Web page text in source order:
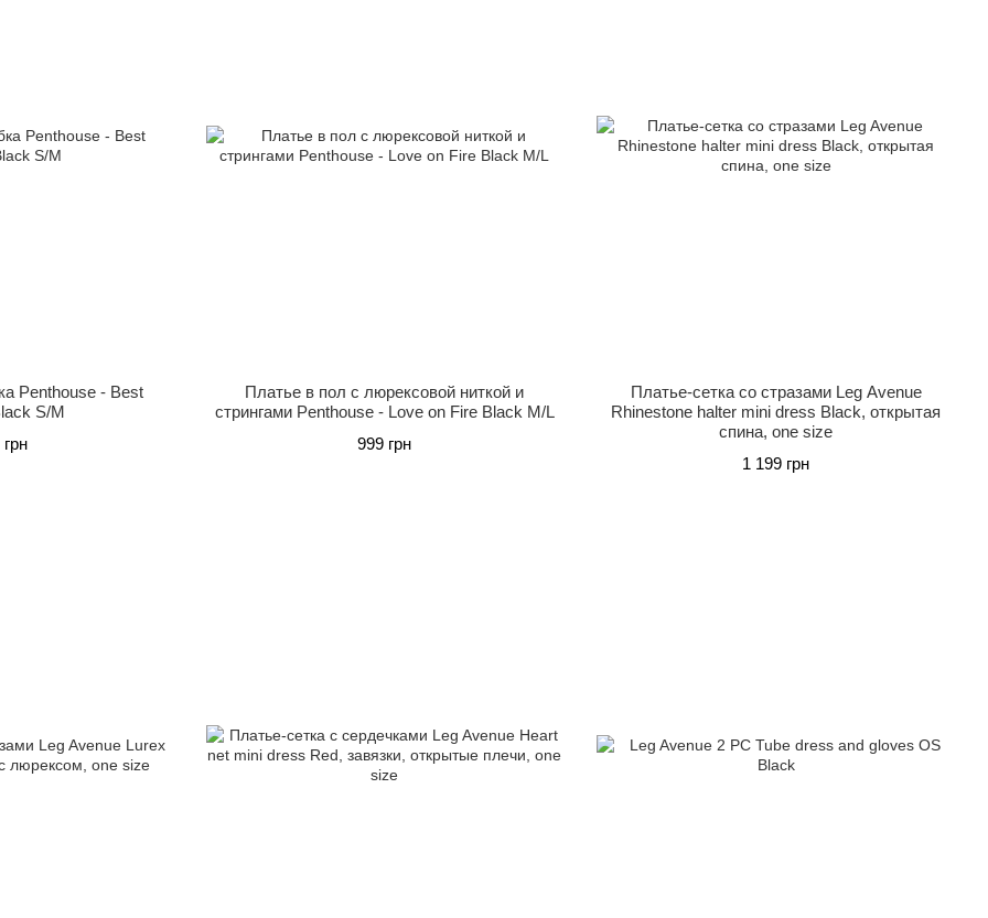
Penthouse - Best
S/M
Платье в пол с люрексовой ниткой и
стрингами Penthouse - Love on Fire Black M/L
999 грн
Платье-сетка со стразами Leg Avenue
Rhinestone halter mini dress Black, открытая
спина, one size
1 199 грн